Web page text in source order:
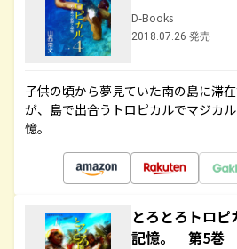
D-Books
2018.07.26 発売
子供の頃から夢見ていた南の島に滞
が、島で出合うトロピカルでマジカ
憶。
とろとろトロ
記憶。 第5巻